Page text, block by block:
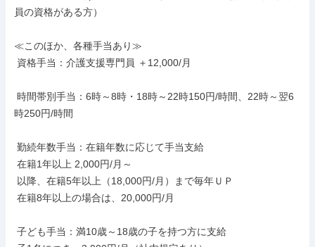
員の資格がある方）
≪このほか、各種手当あり≫
時250円/時間